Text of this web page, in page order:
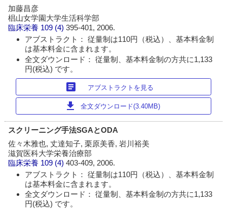
加藤昌彦
椙山女学園大学生活科学部
臨床栄養 109 (4)395-401, 2006.
アブストラクト： 従量制は110円（税込）、基本料金制
は基本料金に含まれます。
全文ダウンロード： 従量制、基本料金制の方共に1,133
円(税込) です。
article アブストラクトを見る
download 全文ダウンロード(3.40MB)
スクリーニング手法SGAとODA
佐々木雅也, 丈達知子, 栗原美香, 岩川裕美
滋賀医科大学栄養治療部
臨床栄養 109 (4)403-409, 2006.
アブストラクト： 従量制は110円（税込）、基本料金制
は基本料金に含まれます。
全文ダウンロード： 従量制、基本料金制の方共に1,133
円(税込) です。